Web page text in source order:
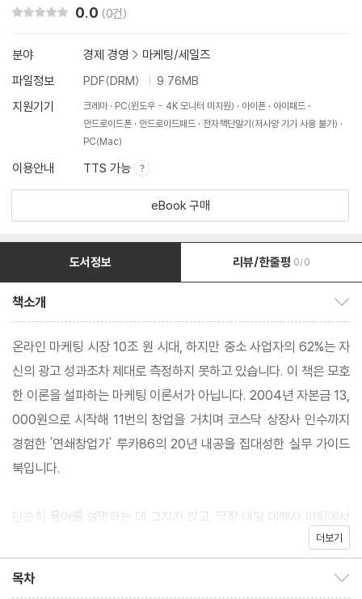
0.0 (0건)
분야 경제 경영 > 마케팅/세일즈
파일정보
PDF(DRM)
9.76MB
지원기기
크레마 PC(윈도우 - 4K 모니터 미지원) 아이폰
아이패드
안드로이드폰
안드로이드패드
전자책단말기(저사양 기기 사용 불가)
PC(Mac)
이용안내 TTS 가능
eBook 구매
도서정보 리뷰/한줄평 0/0
책소개
온라인 마케팅 시장 10조 원 시대, 하지만 중소 사업자의 62%는 자
신의 광고 성과조차 제대로 측정하지 못하고 있습니다. 이 책은 모호
한 이론을 설파하는 마케팅 이론서가 아닙니다. 2004년 자본금 13,
000원으로 시작해 11번의 창업을 거치며 코스닥 상장사 인수까지
경험한 '연쇄창업가' 루카86의 20년 내공을 집대성한 실무 가이드
북입니다.
단순히 용어를 설명하는 데 그치지 않고, 당장 내일 대행사 미팅에서
주도권을 잡을 수 있는 '실전 언어'를 가르쳐 드립니다. 특히 《트렌드
도출한 '2026년 마케팅/소비 트렌드'는 여러분의 비즈니스가 나아
더보기
목차